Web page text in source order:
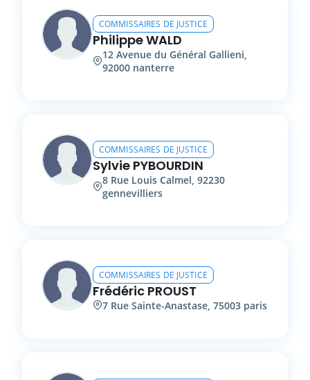
COMMISSAIRES DE JUSTICE
PhilippeWALD
12 Avenue du Général Gallieni,
92000 nanterre
COMMISSAIRES DE JUSTICE
Sylvie PYBOURDIN
8 Rue Louis Calmel, 92230
gennevilliers
COMMISSAIRES DE JUSTICE
Frédéric PROUST
7 Rue Sainte-Anastase, 75003 paris